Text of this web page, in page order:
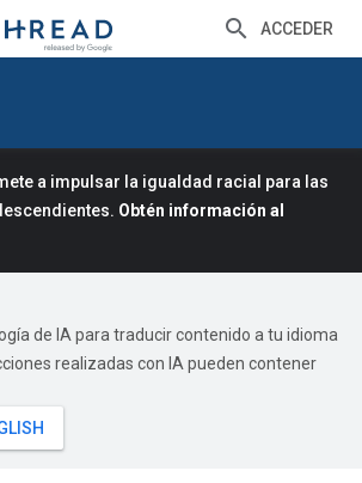
ACCEDER
a impulsar la igualdad racial para las
Obtén información al
de IA para traducir contenido a tu idioma
realizadas con IA pueden contener